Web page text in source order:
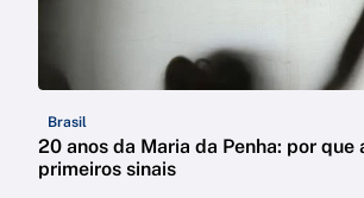
Brasil
20 anos da Maria da Penha: por que
primeiros sinais